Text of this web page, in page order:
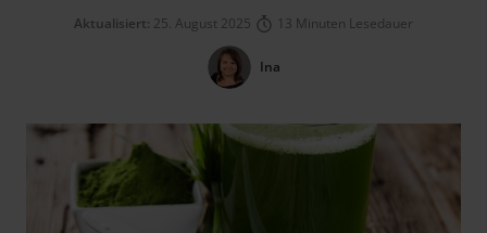
Aktualisiert: 25. August 2025 13 Minuten Lesedauer
Ina